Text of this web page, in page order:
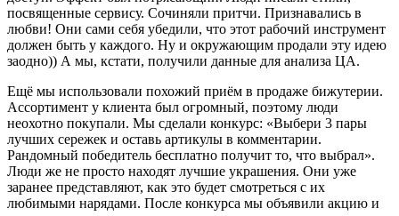
посвященные сервису. Сочиняли притчи. Признавались в
любви! Они сами себя убедили, что этот рабочий инструмент
должен быть у каждого. Ну и окружающим продали эту идею
заодно)) А мы, кстати, получили данные для анализа ЦА.
Ещё мы использовали похожий приём в продаже бижутерии.
Ассортимент у клиента был огромный, поэтому люди
неохотно покупали. Мы сделали конкурс: «Выбери 3 пары
лучших сережек и оставь артикулы в комментарии.
Рандомный победитель бесплатно получит то, что выбрал».
Люди же не просто находят лучшие украшения. Они уже
заранее представляют, как это будет смотреться с их
любимыми нарядами. После конкурса мы объявили акцию и